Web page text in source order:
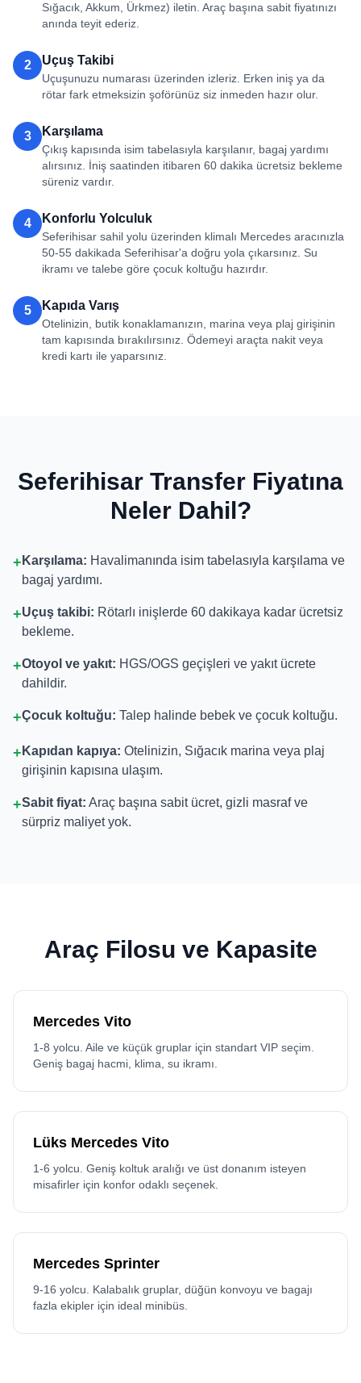
Sığacık, Akkum, Ürkmez) iletin. Araç başına sabit fiyatınızı
anında teyit ederiz.
2 Uçuş Takibi
Uçuşunuzu numarası üzerinden izleriz. Erken iniş ya da
rötar fark etmeksizin şoförünüz siz inmeden hazır olur.
3 Karşılama
Çıkış kapısında isim tabelasıyla karşılanır, bagaj yardımı
alırsınız. İniş saatinden itibaren 60 dakika ücretsiz bekleme
süreniz vardır.
4 Konforlu Yolculuk
Seferihisar sahil yolu üzerinden klimalı Mercedes aracınızla
50-55 dakikada Seferihisar'a doğru yola çıkarsınız. Su
ikramı ve talebe göre çocuk koltuğu hazırdır.
5 Kapıda Varış
Otelinizin, butik konaklamanızın, marina veya plaj girişinin
tam kapısında bırakılırsınız. Ödemeyi araçta nakit veya
kredi kartı ile yaparsınız.
Seferihisar Transfer Fiyatına
Neler Dahil?
+ Karşılama: Havalimanında isim tabelasıyla karşılama ve
bagaj yardımı.
+Uçuş takibi: Rötarlı inişlerde 60 dakikaya kadar ücretsiz
bekleme.
+Otoyol ve yakıt: HGS/OGS geçişleri ve yakıt ücrete
dahildir.
+Çocuk koltuğu: Talep halinde bebek ve çocuk koltuğu.
+ Kapıdan kapıya: Otelinizin, Sığacık marina veya plaj
girişinin kapısına ulaşım.
+Sabit fiyat: Araç başına sabit ücret, gizli masraf ve
sürpriz maliyet yok.
Araç Filosu ve Kapasite
Mercedes Vito
1-8 yolcu. Aile ve küçük gruplar için standart VIP seçim.
Geniş bagaj hacmi, klima, su ikramı.
Lüks Mercedes Vito
1-6 yolcu. Geniş koltuk aralığı ve üst donanım isteyen
misafirler için konfor odaklı seçenek.
Mercedes Sprinter
9-16 yolcu. Kalabalık gruplar, düğün konvoyu ve bagajı
fazla ekipler için ideal minibüs.